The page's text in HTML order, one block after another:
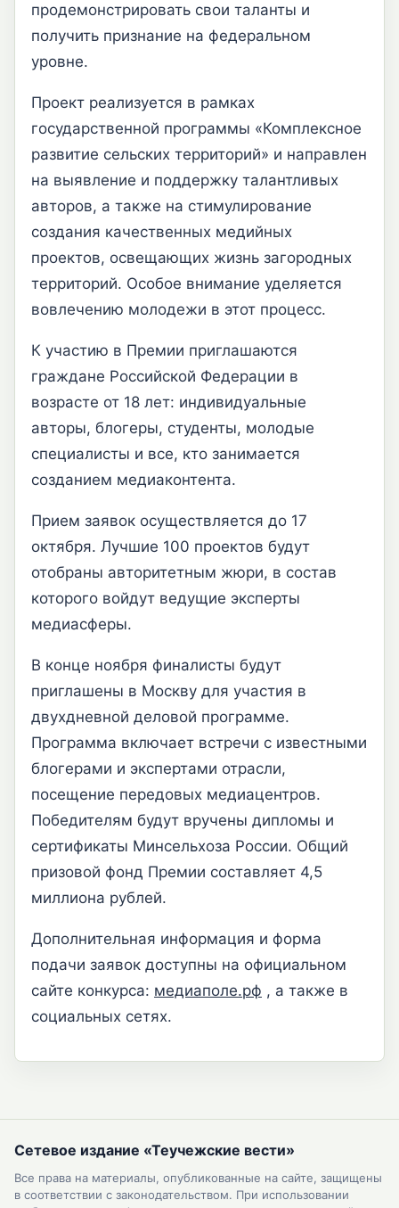
продемонстрировать свои таланты и
получить признание на федеральном
уровне.
Проект реализуется в рамках
государственной программы «Комплексное
развитие сельских территорий» и направлен
на выявление и поддержку талантливых
авторов, а также на стимулирование
создания качественных медийных
проектов, освещающих жизнь загородных
территорий. Особое внимание уделяется
вовлечению молодежи в этот процесс.
К участию в Премии приглашаются
граждане Российской Федерации в
возрасте от 18 лет: индивидуальные
авторы, блогеры, студенты, молодые
специалисты и все, кто занимается
созданием медиаконтента.
Прием заявок осуществляется до 17
октября. Лучшие 100 проектов будут
отобраны авторитетным жюри, в состав
которого войдут ведущие эксперты
медиасферы.
В конце ноября финалисты будут
приглашены в Москву для участия в
двухдневной деловой программе.
Программа включает встречи с известными
блогерами и экспертами отрасли,
посещение передовых медиацентров.
Победителям будут вручены дипломы и
сертификаты Минсельхоза России. Общий
призовой фонд Премии составляет 4,5
миллиона рублей.
Дополнительная информация и форма
подачи заявок доступны на официальном
сайте конкурса: медиаполе.рф , а также в
социальных сетях.
Сетевое издание «Теучежские вести»
Все права на материалы, опубликованные на сайте, защищены
в соответствии с законодательством. При использовании